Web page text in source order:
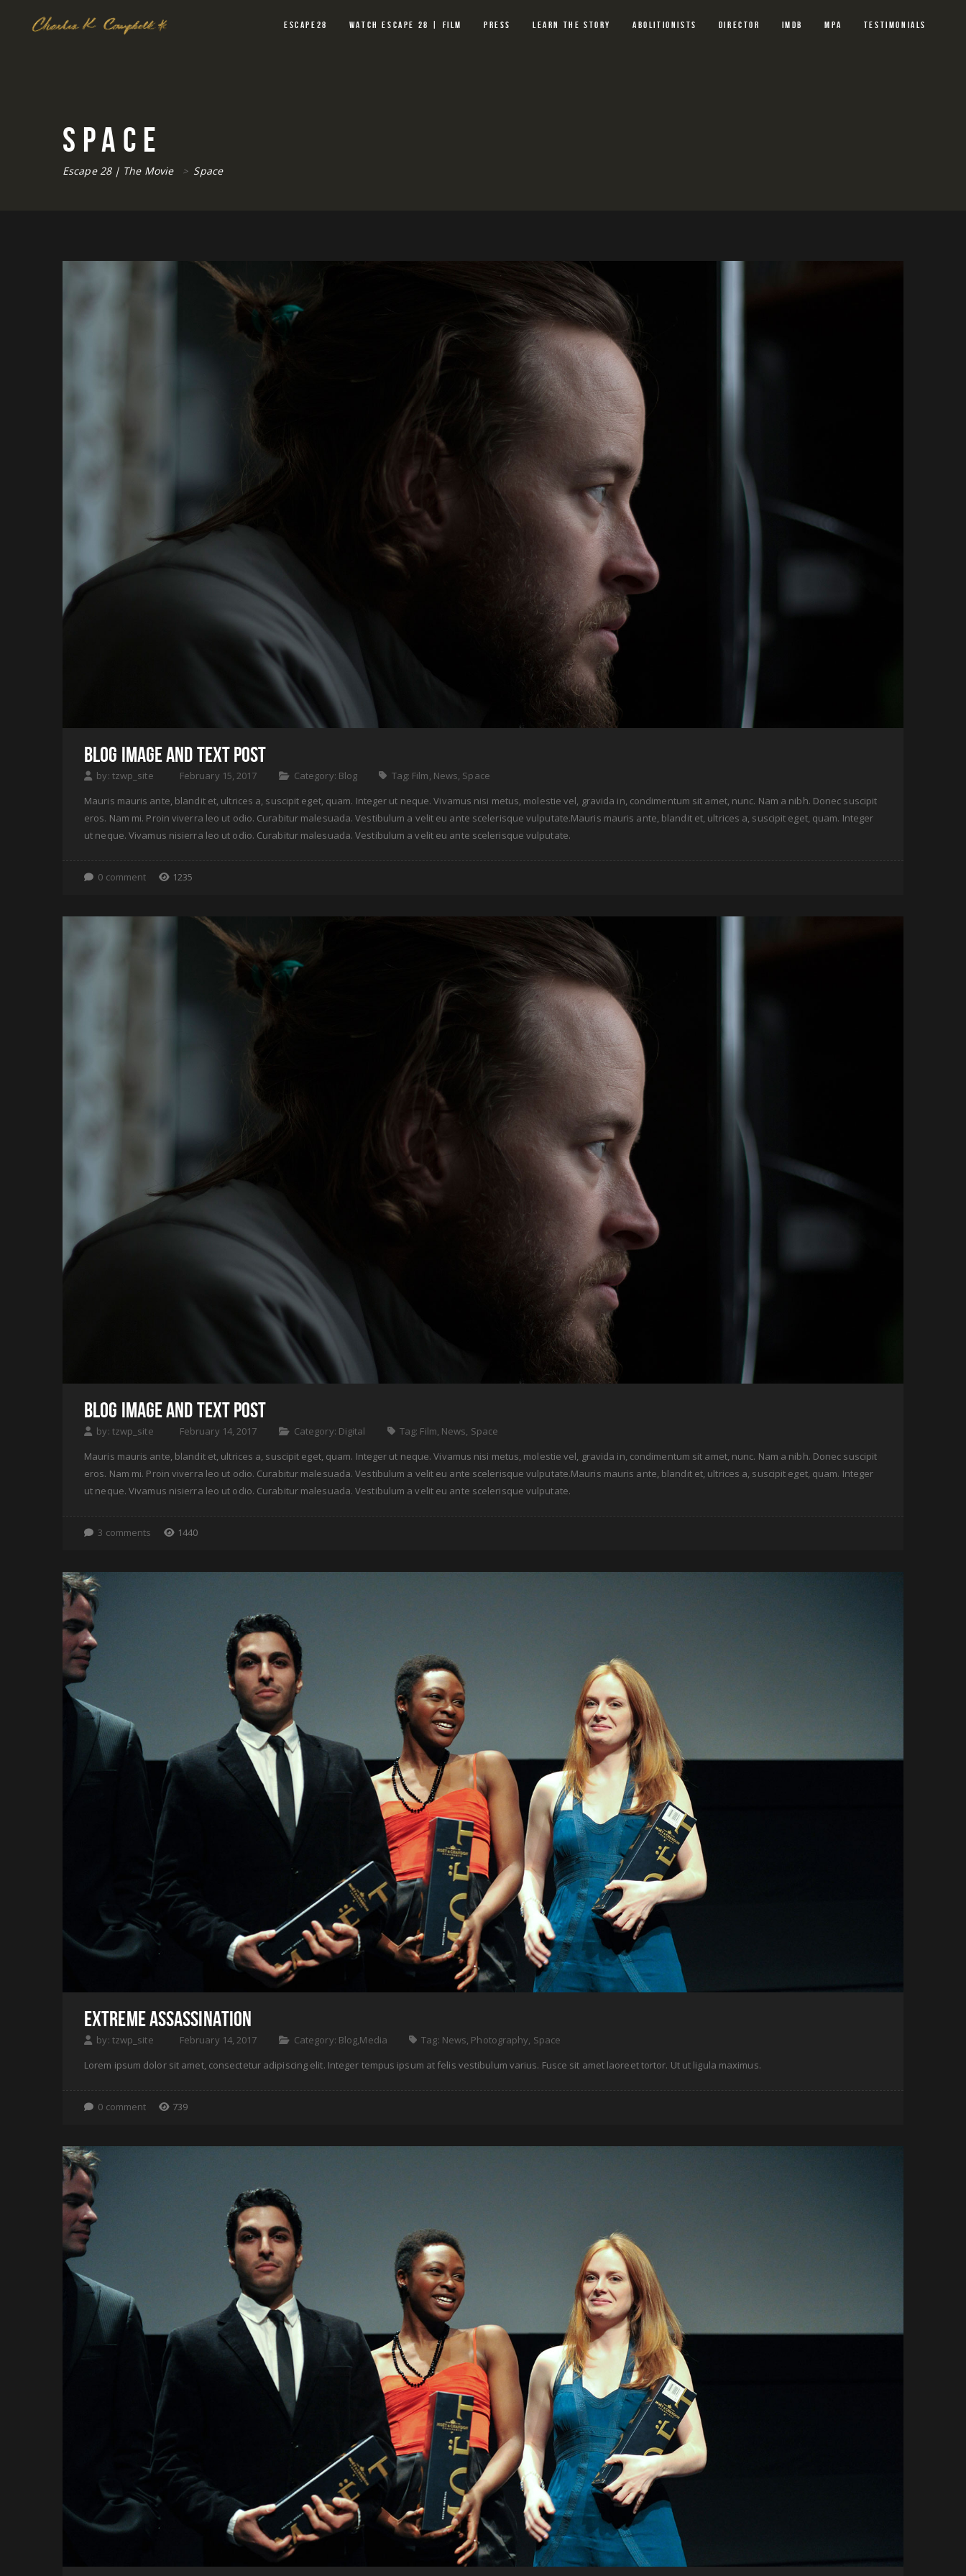
ESCAPE28 WATCH ESCAPE 28 | FILM PRESS LEARN THE STORY ABOLITIONISTS DIRECTOR IMDB MPA TESTIMONIALS
SPACE
Escape 28 | The Movie > Space
BLOG IMAGE AND TEXT POST
by: tzwp_site February 15, 2017 Category: Blog Tag: Film, News, Space
Mauris mauris ante, blandit et, ultrices a, suscipit eget, quam. Integer ut neque. Vivamus nisi metus, molestie vel, gravida in, condimentum sit amet, nunc. Nam a nibh. Donec suscipit
eros. Nam mi. Proin viverra leo ut odio. Curabitur malesuada. Vestibulum a velit eu ante scelerisque vulputate.Mauris mauris ante, blandit et, ultrices a, suscipit eget, quam. Integer
ut neque. Vivamus nisierra leo ut odio. Curabitur malesuada. Vestibulum a velit eu ante scelerisque vulputate.
0 comment 1235
BLOG IMAGE AND TEXT POST
by: tzwp_site February 14, 2017 Category: Digital Tag: Film, News, Space
Mauris mauris ante, blandit et, ultrices a, suscipit eget, quam. Integer ut neque. Vivamus nisi metus, molestie vel, gravida in, condimentum sit amet, nunc. Nam a nibh. Donec suscipit
eros. Nam mi. Proin viverra leo ut odio. Curabitur malesuada. Vestibulum a velit eu ante scelerisque vulputate.Mauris mauris ante, blandit et, ultrices a, suscipit eget, quam. Integer
ut neque. Vivamus nisierra leo ut odio. Curabitur malesuada. Vestibulum a velit eu ante scelerisque vulputate.
3 comments 1440
EXTREME ASSASSINATION
by: tzwp_site February 14, 2017 Category: Blog,Media Tag: News, Photography, Space
Lorem ipsum dolor sit amet, consectetur adipiscing elit. Integer tempus ipsum at felis vestibulum varius. Fusce sit amet laoreet tortor. Ut ut ligula maximus.
0 comment 739